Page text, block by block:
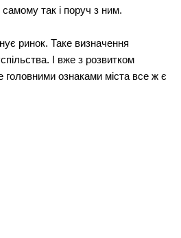
так і поруч з ним.
ринок. Таке визначення
І вже з розвитком
головними ознаками міста все ж є